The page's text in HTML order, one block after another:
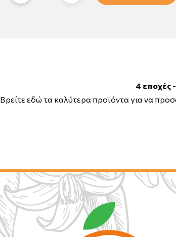
4 εποχές
Βρείτε εδώ τα καλύτερα προϊόντα για να